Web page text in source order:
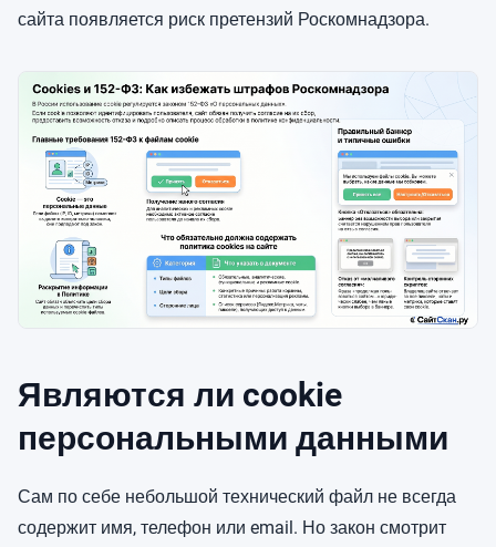
сайта появляется риск претензий Роскомнадзора.
Являются ли cookie
персональными данными
Сам по себе небольшой технический файл не всегда
содержит имя, телефон или email. Но закон смотрит